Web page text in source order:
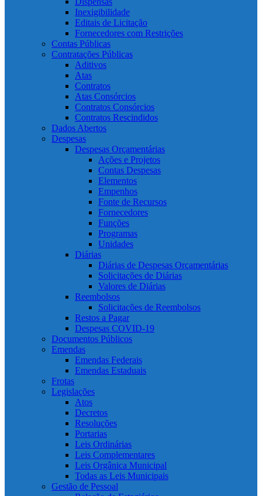
Inexigibilidade
Editais de Licitação
Fornecedores com Restrições
Contas Públicas
Contratações Públicas
Aditivos
Atas
Contratos
Atas Consórcios
Contratos Consórcios
Contratos Rescindidos
Dados Abertos
Despesas
Despesas Orçamentárias
Ações e Projetos
Contas Despesas
Elementos
Empenhos
Fonte de Recursos
Fornecedores
Funções
Programas
Unidades
Diárias
Diárias de Despesas Orçamentárias
Solicitações de Diárias
Valores de Diárias
Reembolsos
Solicitações de Reembolsos
Restos a Pagar
Despesas COVID-19
Documentos Públicos
Emendas
Emendas Federais
Emendas Estaduais
Frotas
Legislações
Atos
Decretos
Resoluções
Portarias
Leis Ordinárias
Leis Complementares
Leis Orgânica Municipal
Todas as Leis Municipais
Gestão de Pessoal